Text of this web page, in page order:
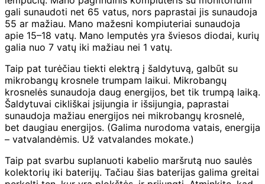
gali sunaudoti net 65 vatus, nors paprastai jis sunaudoja
55 ar mažiau. Mano mažesni kompiuteriai sunaudoja
apie 15–18 vatų. Mano lemputės yra šviesos diodai, kurių
galia nuo 7 vatų iki mažiau nei 1 vatų.
Taip pat turėčiau tiekti elektrą į šaldytuvą, galbūt su
mikrobangų krosnele trumpam laikui. Mikrobangų
krosnelės sunaudoja daug energijos, bet tik trumpą laiką.
Šaldytuvai cikliškai įsijungia ir išsijungia, paprastai
sunaudoja mažiau energijos nei mikrobangų krosnelė,
bet daugiau energijos. (Galima nurodoma vatais, energija
– vatvalandėmis. Už vatvalandes mokate.)
Taip pat svarbu suplanuoti kabelio maršrutą nuo saulės
kolektorių iki baterijų. Tačiau šias baterijas galima greitai